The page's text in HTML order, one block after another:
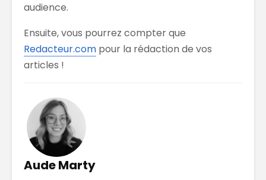
audience.
Ensuite, vous pourrez compter que
Redacteur.com pour la rédaction de vos
articles !
Aude Marty